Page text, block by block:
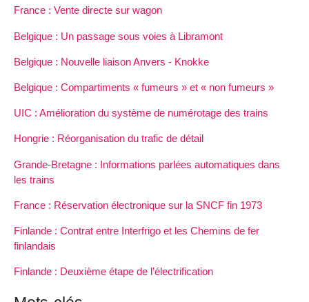
France : Vente directe sur wagon
Belgique : Un passage sous voies à Libramont
Belgique : Nouvelle liaison Anvers - Knokke
Belgique : Compartiments « fumeurs » et « non fumeurs »
UIC : Amélioration du système de numérotage des trains
Hongrie : Réorganisation du trafic de détail
Grande-Bretagne : Informations parlées automatiques dans
les trains
France : Réservation électronique sur la SNCF fin 1973
Finlande : Contrat entre Interfrigo et les Chemins de fer
finlandais
Finlande : Deuxième étape de l’électrification